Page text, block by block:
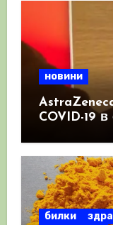
новини
COVID-19
като
билки